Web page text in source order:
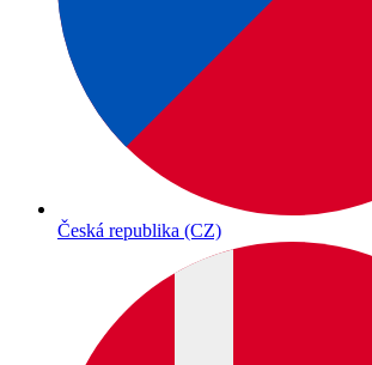
Česká republika (CZ)